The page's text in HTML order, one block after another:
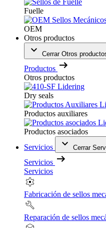
Fuelle
OEM
Otros productos
Cerrar Otros
Productos
Otros productos
Dry seals
Productos auxiliares
Productos asociados
Servicios
Cerrar
Servicios
Servicios
Fabricación de sellos
Reparación de sellos